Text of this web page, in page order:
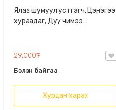
Ялаа шумуул устгагч, Цэнэгээ
хураадаг, Дуу чимээ
29,000₮
Бэлэн байгаа
Хурдан харах